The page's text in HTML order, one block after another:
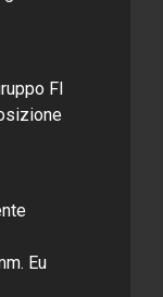
FI
Eu